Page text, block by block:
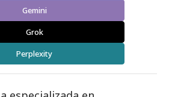
Gemini
Grok
Perplexity